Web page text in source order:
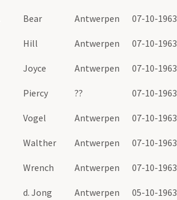
Bear Antwerpen 07-10-1963
Hill Antwerpen 07-10-1963
Joyce Antwerpen 07-10-1963
Piercy ?? 07-10-1963
Vogel Antwerpen 07-10-1963
Walther Antwerpen 07-10-1963
Wrench Antwerpen 07-10-1963
d. Jong Antwerpen 05-10-1963